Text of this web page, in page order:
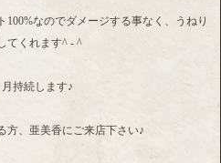
なのでダメージする事なく、うねり
てくれます^ - ^
持続します♪
方、亜美香にご来店下さい♪